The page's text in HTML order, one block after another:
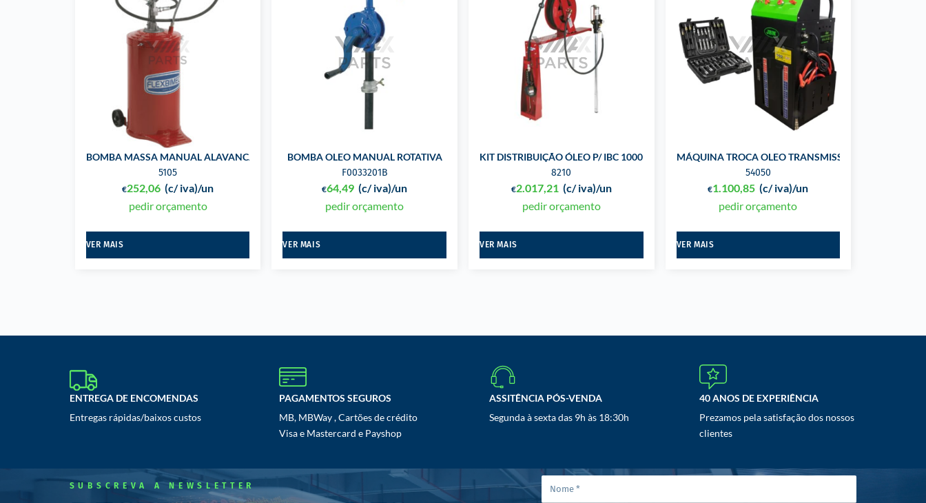
BOMBA MASSA MANUAL ALAVANCA 16 KGS C/ RODAS
5105
€252,06 (c/ iva)/un
pedir orçamento
VER MAIS
BOMBA OLEO MANUAL ROTATIVA
F0033201B
€64,49 (c/ iva)/un
pedir orçamento
VER MAIS
KIT DISTRIBUIÇÃO ÓLEO P/ IBC 1000 LTS
8210
€2.017,21 (c/ iva)/un
pedir orçamento
VER MAIS
MÁQUINA TROCA OLEO TRANSMISSÃO AUTOMATICA
54050
€1.100,85 (c/ iva)/un
pedir orçamento
VER MAIS
ENTREGA DE ENCOMENDAS
Entregas rápidas/baixos custos
PAGAMENTOS SEGUROS
MB, MBWay , Cartões de crédito
Visa e Mastercard e Payshop
ASSITÊNCIA PÓS-VENDA
Segunda à sexta das 9h às 18:30h
40 ANOS DE EXPERIÊNCIA
Prezamos pela satisfação dos nossos
clientes
SUBSCREVA A NEWSLETTER